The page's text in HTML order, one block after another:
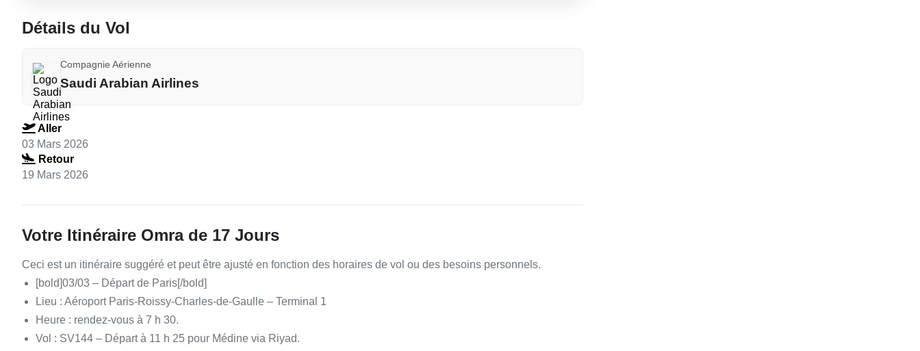
Détails du Vol
Compagnie Aérienne
Saudi Arabian Airlines
Aller
03 Mars 2026
Retour
19 Mars 2026
Votre Itinéraire Omra de 17 Jours
Ceci est un itinéraire suggéré et peut être ajusté en fonction des horaires de vol ou des besoins personnels.
[bold]03/03 – Départ de Paris[/bold]
Lieu : Aéroport Paris-Roissy-Charles-de-Gaulle – Terminal 1
Heure : rendez-vous à 7 h 30.
Vol : SV144 – Départ à 11 h 25 pour Médine via Riyad.